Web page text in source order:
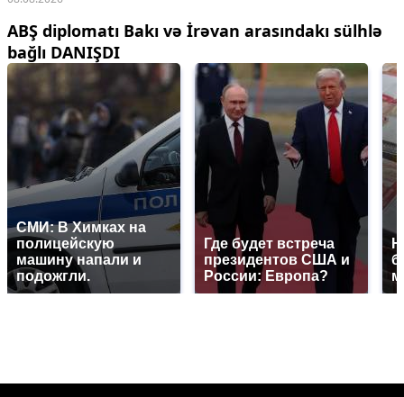
ABŞ diplomatı Bakı və İrəvan arasındakı sülhlə
bağlı DANIŞDI
СМИ: В Химках на
полицейскую
машину напали и
подожгли.
Где будет встреча
президентов США и
России: Европа?